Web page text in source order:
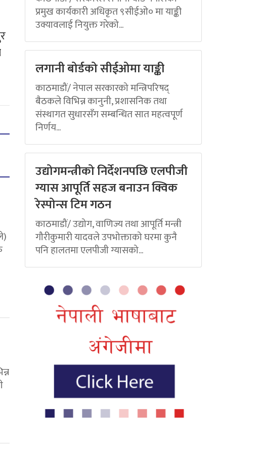
प्रमुख कार्यकारी अधिकृत ९सीईओ० मा याङ्की
उक्यावलाई नियुक्त गरेको...
लगानी बोर्डको सीईओमा याङ्की
काठमाडौं/ नेपाल सरकारको मन्त्रिपरिषद्
बैठकले विभिन्न कानुनी, प्रशासनिक तथा
संस्थागत सुधारसँग सम्बन्धित सात महत्वपूर्ण
निर्णय...
उद्योगमन्त्रीको निर्देशनपछि एलपीजी
ग्यास आपूर्ति सहज बनाउन क्विक
रेस्पोन्स टिम गठन
काठमाडौं/ उद्योग, वाणिज्य तथा आपूर्ति मन्त्री
गौरीकुमारी यादवले उपभोक्ताको घरमा कुनै
पनि हालतमा एलपीजी ग्यासको...